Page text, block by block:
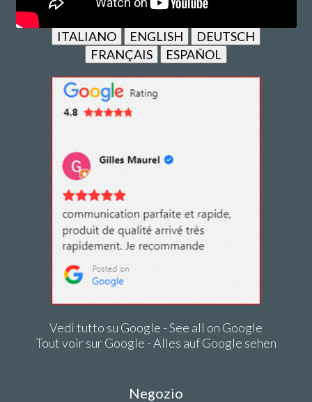
ITALIANO ENGLISH
DEUTSCH
FRANÇAIS
ESPAÑOL
Vedi tutto su Google - See all on Google
Tout voir sur Google - Alles auf Google sehen
Negozio